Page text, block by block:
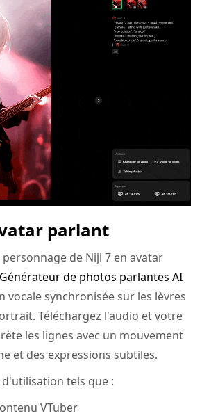
parlant
de Niji 7 en avatar
Générateur de photos parlantes AI
vocale synchronisée sur les lèvres
Téléchargez l'audio et votre
les lignes avec un mouvement
et des expressions subtiles.
d'utilisation tels que :
VTuber